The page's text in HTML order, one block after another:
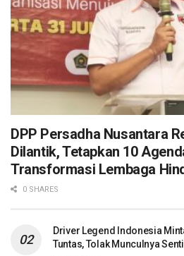
DPP Persadha Nusantara
Dilantik, Tetapkan 10
Transformasi Lembaga
0 SHARES
Driver Legend Indonesia
Tuntas, Tolak Munculnya